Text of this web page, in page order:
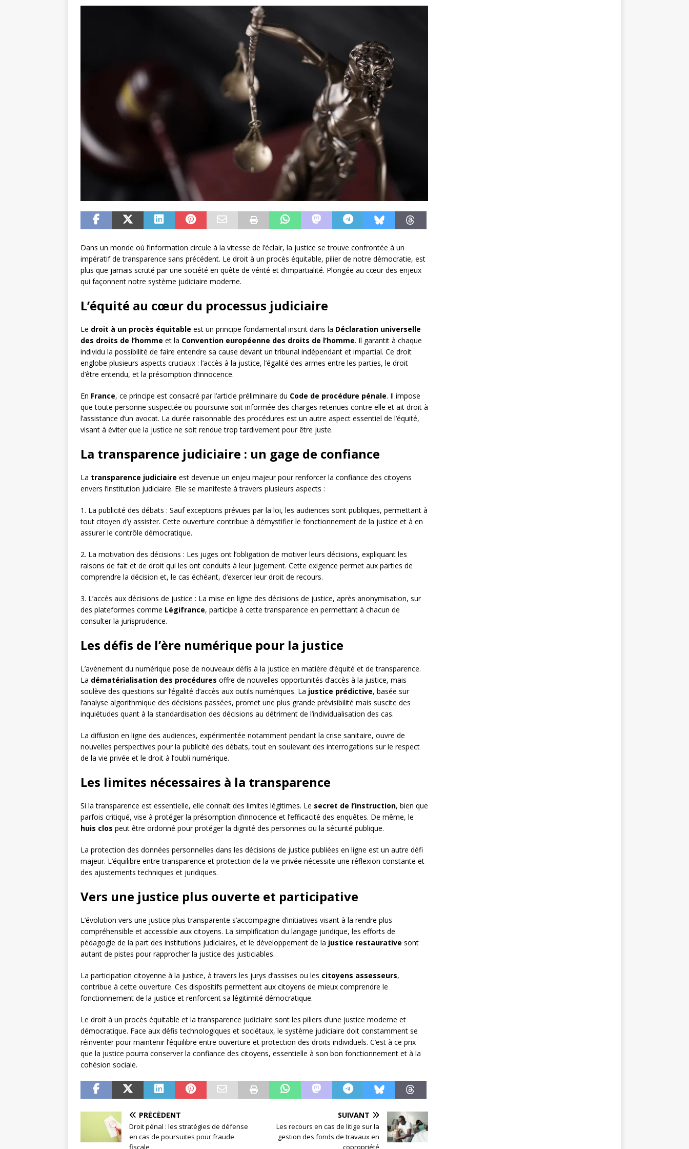
Dans un monde où l’information circule à la vitesse de l’éclair, la justice se trouve confrontée à un
impératif de transparence sans précédent. Le droit à un procès équitable, pilier de notre démocratie, est
plus que jamais scruté par une société en quête de vérité et d’impartialité. Plongée au cœur des enjeux
qui façonnent notre système judiciaire moderne.
L’équité au cœur du processus judiciaire
Le droit à un procès équitable est un principe fondamental inscrit dans la Déclaration universelle
des droits de l’homme et la Convention européenne des droits de l’homme. Il garantit à chaque
individu la possibilité de faire entendre sa cause devant un tribunal indépendant et impartial. Ce droit
englobe plusieurs aspects cruciaux : l’accès à la justice, l’égalité des armes entre les parties, le droit
d’être entendu, et la présomption d’innocence.
En France, ce principe est consacré par l’article préliminaire du Code de procédure pénale. Il impose
que toute personne suspectée ou poursuivie soit informée des charges retenues contre elle et ait droit à
l’assistance d’un avocat. La durée raisonnable des procédures est un autre aspect essentiel de l’équité,
visant à éviter que la justice ne soit rendue trop tardivement pour être juste.
La transparence judiciaire : un gage de confiance
La transparence judiciaire est devenue un enjeu majeur pour renforcer la confiance des citoyens
envers l’institution judiciaire. Elle se manifeste à travers plusieurs aspects :
1. La publicité des débats : Sauf exceptions prévues par la loi, les audiences sont publiques, permettant à
tout citoyen d’y assister. Cette ouverture contribue à démystifier le fonctionnement de la justice et à en
assurer le contrôle démocratique.
2. La motivation des décisions : Les juges ont l’obligation de motiver leurs décisions, expliquant les
raisons de fait et de droit qui les ont conduits à leur jugement. Cette exigence permet aux parties de
comprendre la décision et, le cas échéant, d’exercer leur droit de recours.
3. L’accès aux décisions de justice : La mise en ligne des décisions de justice, après anonymisation, sur
des plateformes comme Légifrance, participe à cette transparence en permettant à chacun de
consulter la jurisprudence.
Les défis de l’ère numérique pour la justice
L’avènement du numérique pose de nouveaux défis à la justice en matière d’équité et de transparence.
La dématérialisation des procédures offre de nouvelles opportunités d’accès à la justice, mais
soulève des questions sur l’égalité d’accès aux outils numériques. La justice prédictive, basée sur
l’analyse algorithmique des décisions passées, promet une plus grande prévisibilité mais suscite des
inquiétudes quant à la standardisation des décisions au détriment de l’individualisation des cas.
La diffusion en ligne des audiences, expérimentée notamment pendant la crise sanitaire, ouvre de
nouvelles perspectives pour la publicité des débats, tout en soulevant des interrogations sur le respect
de la vie privée et le droit à l’oubli numérique.
Les limites nécessaires à la transparence
Si la transparence est essentielle, elle connaît des limites légitimes. Le secret de l’instruction, bien que
parfois critiqué, vise à protéger la présomption d’innocence et l’efficacité des enquêtes. De même, le
huis clos peut être ordonné pour protéger la dignité des personnes ou la sécurité publique.
La protection des données personnelles dans les décisions de justice publiées en ligne est un autre défi
majeur. L’équilibre entre transparence et protection de la vie privée nécessite une réflexion constante et
des ajustements techniques et juridiques.
Vers une justice plus ouverte et participative
L’évolution vers une justice plus transparente s’accompagne d’initiatives visant à la rendre plus
compréhensible et accessible aux citoyens. La simplification du langage juridique, les efforts de
pédagogie de la part des institutions judiciaires, et le développement de la justice restaurative sont
autant de pistes pour rapprocher la justice des justiciables.
La participation citoyenne à la justice, à travers les jurys d’assises ou les citoyens assesseurs,
contribue à cette ouverture. Ces dispositifs permettent aux citoyens de mieux comprendre le
fonctionnement de la justice et renforcent sa légitimité démocratique.
Le droit à un procès équitable et la transparence judiciaire sont les piliers d’une justice moderne et
démocratique. Face aux défis technologiques et sociétaux, le système judiciaire doit constamment se
réinventer pour maintenir l’équilibre entre ouverture et protection des droits individuels. C’est à ce prix
que la justice pourra conserver la confiance des citoyens, essentielle à son bon fonctionnement et à la
cohésion sociale.
PRÉCÉDENT
Droit pénal : les stratégies de défense
en cas de poursuites pour fraude
fiscale
SUIVANT
Les recours en cas de litige sur la
gestion des fonds de travaux en
copropriété